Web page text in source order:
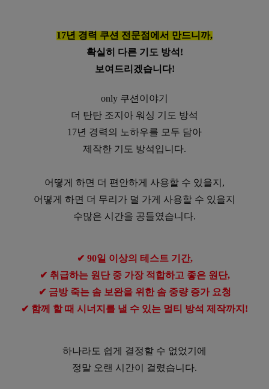
17년 경력 쿠션 전문점에서 만드니까,
확실히 다른 기도 방석!
보여드리겠습니다!
only 쿠션이야기
더 탄탄 조지아 워싱 기도 방석
17년 경력의 노하우를 모두 담아
제작한 기도 방석입니다.
어떻게 하면 더 편안하게 사용할 수 있을지,
어떻게 하면 더 무리가 덜 가게 사용할 수 있을지
수많은 시간을 공들였습니다.
✔ 90일 이상의 테스트 기간,
✔ 취급하는 원단 중 가장 적합하고 좋은 원단,
✔ 금방 죽는 솜 보완을 위한 솜 중량 증가 요청
✔ 함께 할 때 시너지를 낼 수 있는 멀티 방석 제작까지!
하나라도 쉽게 결정할 수 없었기에
정말 오랜 시간이 걸렸습니다.